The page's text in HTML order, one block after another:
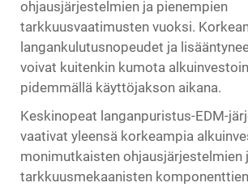
ohjausjärjestelmien ja pienempien
tarkkuusvaatimusten vuoksi.
langankulutusnopeudet ja
voivat kuitenkin kumota
pidemmällä käyttöjakson aikana.
Keskinopeat langanpuristus-EDM-
vaativat yleensä korkeampia
monimutkaisten ohjausjärjestelmien
tarkkuusmekaanisten